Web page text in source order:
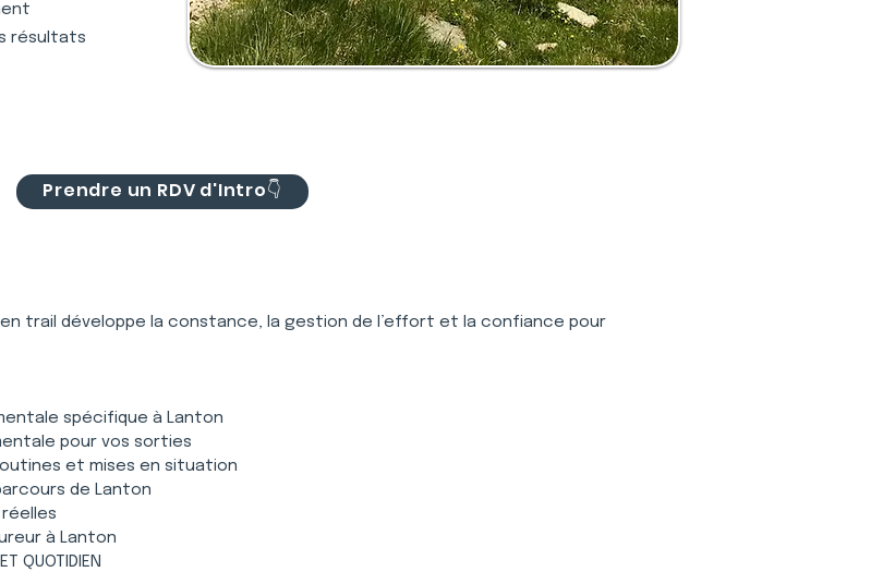
résultats
Prendre un RDV d'Intro👇
trail développe la constance, la gestion de l’effort et la confiance pour
spécifique à Lanton
pour vos sorties
et mises en situation
de Lanton
à Lanton
QUOTIDIEN